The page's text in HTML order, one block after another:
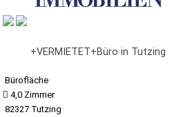
+VERMIETET+Büro in Tutzing
Bürofläche
4,0 Zimmer
82327 Tutzing